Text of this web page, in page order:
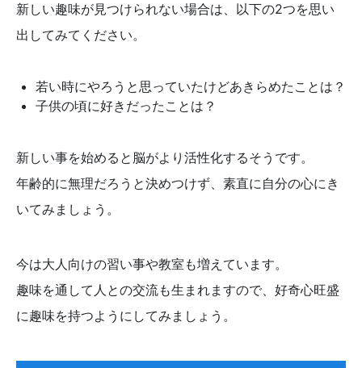
新しい趣味が見つけられない場合は、以下の2つを思い
出してみてください。
若い時にやろうと思っていたけどあきらめたことは？
子供の頃に好きだったことは？
新しい事を始めると脳がより活性化するそうです。
年齢的に無理だろうと決めつけず、素直に自分の心にき
いてみましょう。
今は大人向けの習い事や教室も増えています。
趣味を通して人との交流も生まれますので、好奇心旺盛
に趣味を持つようにしてみましょう。